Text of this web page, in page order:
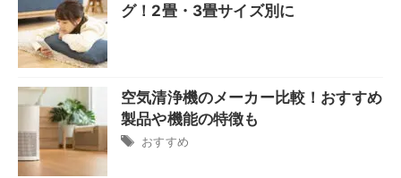
グ！2畳・3畳サイズ別に
空気清浄機のメーカー比較！おすすめ
製品や機能の特徴も
おすすめ